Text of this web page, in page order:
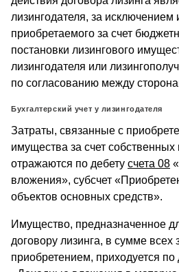
лизингодателя, за исключением
приобретаемого за счет
постановки лизингового
лизингодателя или
по согласованию между
Бухгалтерский учет у лизингодателя
Затраты, связанные с
имущества за счет
отражаются по дебету счета 08
вложения», субсчет
объектов основных средств».
Имущество, предназначенное
договору лизинга, в сумме всех
приобретением, приходуется по